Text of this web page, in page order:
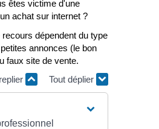
êtes victime d'une
achat sur internet ?
dépendent du type
annonces (le bon
faux site de vente.
Tout déplier